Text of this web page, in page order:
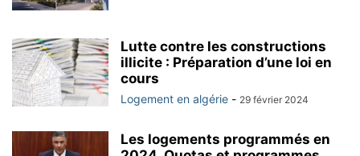
Lutte contre les constructions
illicite : Préparation d’une loi en
cours
Logement en algérie - 29 février 2024
Les logements programmés en